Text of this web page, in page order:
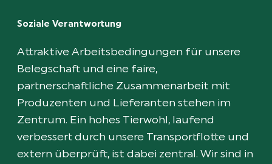
Soziale Verantwortung
Attraktive Arbeitsbedingungen für unsere
Belegschaft und eine faire,
partnerschaftliche Zusammenarbeit mit
Produzenten und Lieferanten stehen im
Zentrum. Ein hohes Tierwohl, laufend
verbessert durch unsere Transportflotte und
extern überprüft, ist dabei zentral. Wir sind in